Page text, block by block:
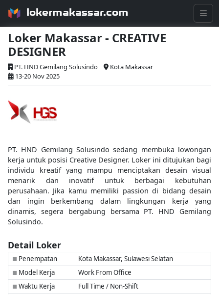
lokermakassar.com
Loker Makassar - CREATIVE
DESIGNER
PT. HND Gemilang Solusindo
Kota Makassar
13-20 Nov 2025
PT. HND Gemilang Solusindo sedang membuka lowongan
kerja untuk posisi Creative Designer. Loker ini ditujukan bagi
individu kreatif yang mampu menciptakan desain visual
menarik dan inovatif untuk berbagai kebutuhan
perusahaan. Jika kamu memiliki passion di bidang desain
dan ingin berkembang dalam lingkungan kerja yang
dinamis, segera bergabung bersama PT. HND Gemilang
Solusindo.
Detail Loker
■ Penempatan Kota Makassar, Sulawesi Selatan
■ Model Kerja Work From Office
■ Waktu Kerja Full Time / Non-Shift